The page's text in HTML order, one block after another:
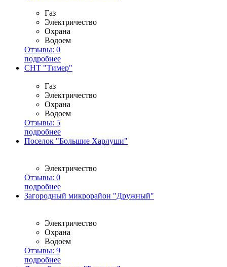
Газ
Электричество
Охрана
Водоем
Отзывы: 0
подробнее
СНТ "Тимер"
Газ
Электричество
Охрана
Водоем
Отзывы: 5
подробнее
Поселок "Большие Харлуши"
Электричество
Отзывы: 0
подробнее
Загородный микрорайон "Дружный"
Электричество
Охрана
Водоем
Отзывы: 9
подробнее